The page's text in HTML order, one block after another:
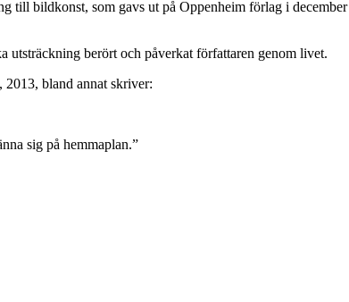
till bildkonst, som gavs ut på Oppenheim förlag i
berört och påverkat författaren genom livet.
bland annat skriver:
sig på hemmaplan.”